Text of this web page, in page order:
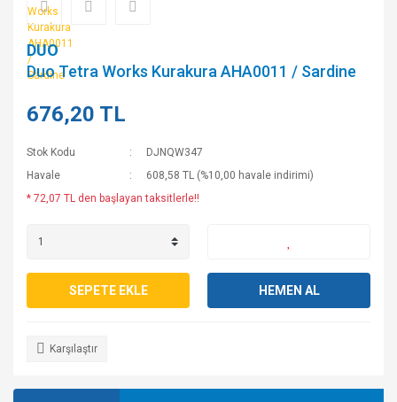
DUO
Duo Tetra Works Kurakura AHA0011 / Sardine
676,20 TL
Stok Kodu
DJNQW347
Havale
608,58 TL (%10,00 havale indirimi)
* 72,07 TL den başlayan taksitlerle!!
SEPETE EKLE HEMEN AL
Karşılaştır